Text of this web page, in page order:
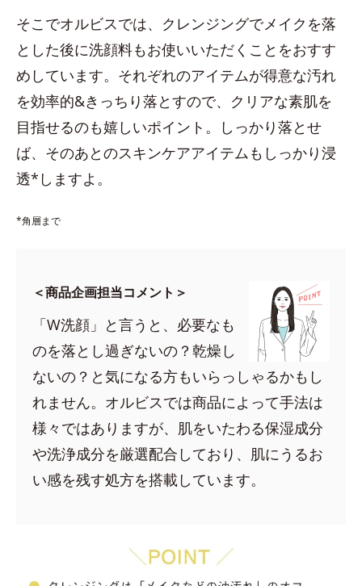
そこでオルビスでは、クレンジングでメイクを落
とした後に洗顔料もお使いいただくことをおすす
めしています。それぞれのアイテムが得意な汚れ
を効率的&きっちり落とすので、クリアな素肌を
目指せるのも嬉しいポイント。しっかり落とせ
ば、そのあとのスキンケアアイテムもしっかり浸
透*しますよ。
*角層まで
＜商品企画担当コメント＞
「W洗顔」と言うと、必要なも
のを落とし過ぎないの？乾燥し
ないの？と気になる方もいらっしゃるかもし
れません。オルビスでは商品によって手法は
様々ではありますが、肌をいたわる保湿成分
や洗浄成分を厳選配合しており、肌にうるお
い感を残す処方を搭載しています。